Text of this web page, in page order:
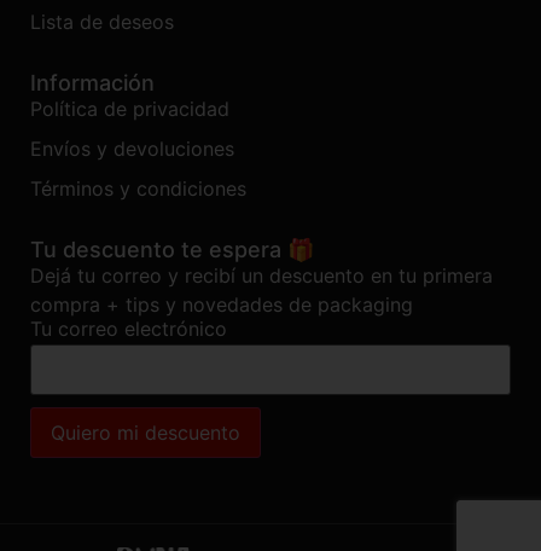
Lista de deseos
Información
Política de privacidad
Envíos y devoluciones
Términos y condiciones
Tu descuento te espera 🎁
Dejá tu correo y recibí un descuento en tu primera
compra + tips y novedades de packaging
Tu correo electrónico